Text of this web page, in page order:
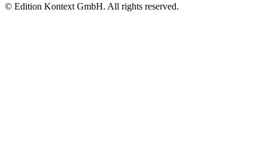
© Edition Kontext GmbH. All rights reserved.